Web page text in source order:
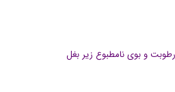
رطوبت و بوی نامطبوع زیر بغل